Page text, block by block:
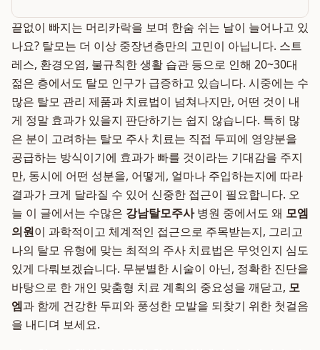
끝없이 빠지는 머리카락을 보며 한숨 쉬는 날이 늘어나고 있
나요? 탈모는 더 이상 중장년층만의 고민이 아닙니다. 스트
레스, 환경오염, 불규칙한 생활 습관 등으로 인해 20~30대
젊은 층에서도 탈모 인구가 급증하고 있습니다. 시중에는 수
많은 탈모 관리 제품과 치료법이 넘쳐나지만, 어떤 것이 내
게 정말 효과가 있을지 판단하기는 쉽지 않습니다. 특히 많
은 분이 고려하는 탈모 주사 치료는 직접 두피에 영양분을
공급하는 방식이기에 효과가 빠를 것이라는 기대감을 주지
만, 동시에 어떤 성분을, 어떻게, 얼마나 주입하는지에 따라
결과가 크게 달라질 수 있어 신중한 접근이 필요합니다. 오
늘 이 글에서는 수많은 강남탈모주사병원 중에서도 왜 모엠
의원이 과학적이고 체계적인 접근으로 주목받는지, 그리고
나의 탈모 유형에 맞는 최적의 주사 치료법은 무엇인지 심도
있게 다뤄보겠습니다. 무분별한 시술이 아닌, 정확한 진단을
바탕으로 한 개인 맞춤형 치료 계획의 중요성을 깨닫고, 모
엠과 함께 건강한 두피와 풍성한 모발을 되찾기 위한 첫걸음
을 내디뎌 보세요.